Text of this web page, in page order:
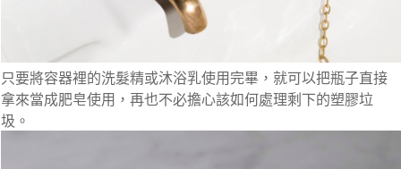
只要將容器裡的洗髮精或沐浴乳使用完畢，就可以把瓶子直接
拿來當成肥皂使用，再也不必擔心該如何處理剩下的塑膠垃
圾。